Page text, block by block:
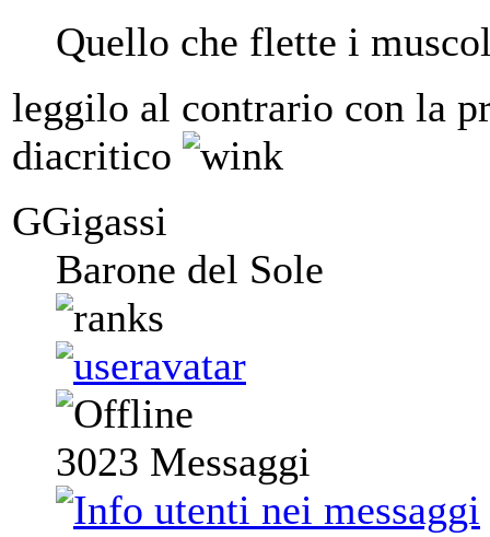
Quello che flette i
leggilo al contrario con la
diacritico
GGigassi
Barone del Sole
3023 Messaggi